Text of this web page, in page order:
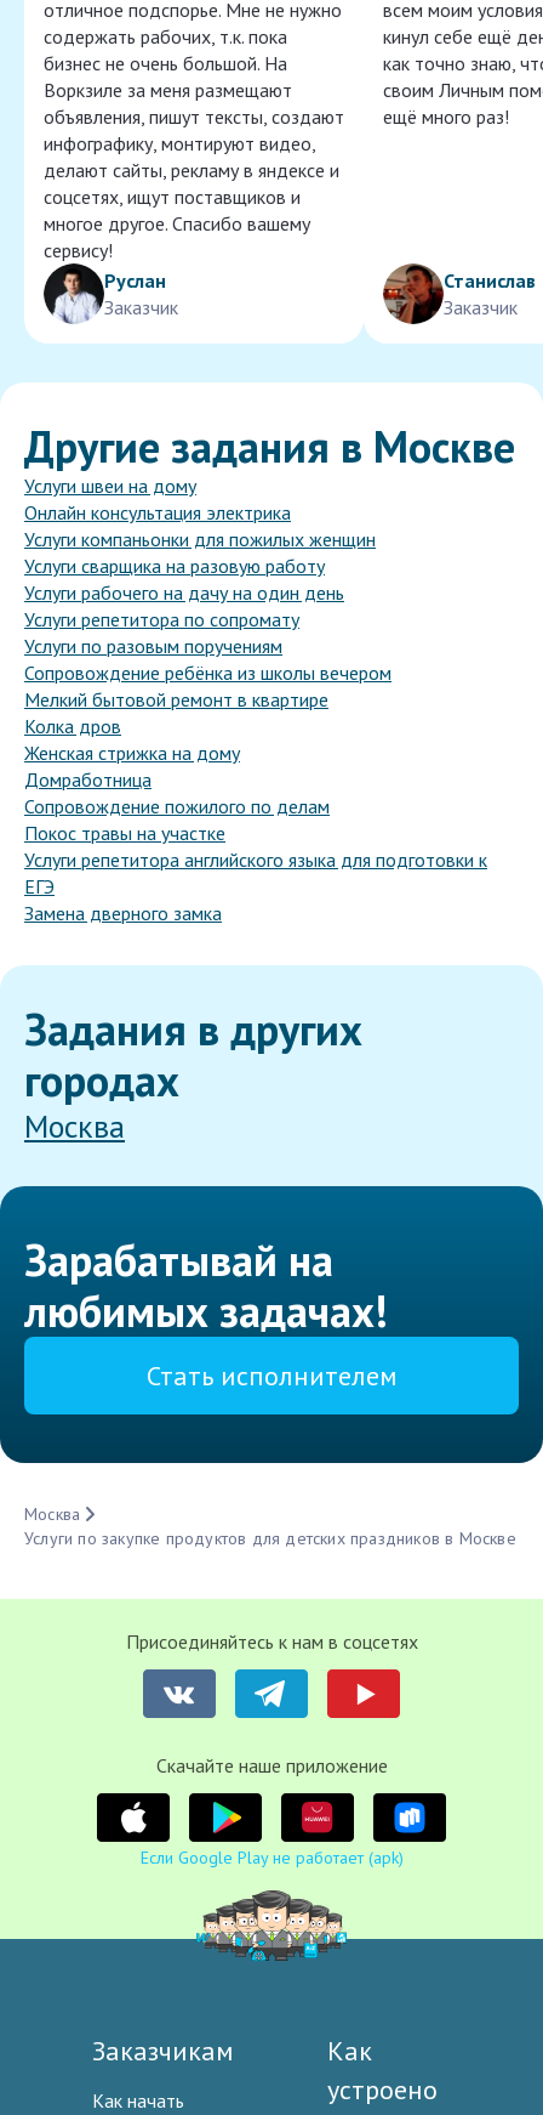
отличное подспорье. Мне не нужно
содержать рабочих, т.к. пока
бизнес не очень большой. На
Воркзиле за меня размещают
объявления, пишут тексты, создают
инфографику, монтируют видео,
делают сайты, рекламу в яндексе и
соцсетях, ищут поставщиков и
многое другое. Спасибо вашему
сервису!
Руслан
Заказчик
всем моим
кинул себе ещё
как точно знаю,
своим Личным
ещё много раз!
Станислав
Заказчик
Другие задания в Москве
Услуги швеи на дому
Онлайн консультация электрика
Услуги компаньонки для пожилых женщин
Услуги сварщика на разовую работу
Услуги рабочего на дачу на один день
Услуги репетитора по сопромату
Услуги по разовым поручениям
Сопровождение ребёнка из школы вечером
Мелкий бытовой ремонт в квартире
Колка дров
Женская стрижка на дому
Домработница
Сопровождение пожилого по делам
Покос травы на участке
Услуги репетитора английского языка для подготовки к
ЕГЭ
Замена дверного замка
Задания в других
городах
Москва
Зарабатывай на
любимых задачах!
Стать исполнителем
Москва
Услуги по закупке продуктов для детских праздников в Москве
Присоединяйтесь к нам в соцсетях
Cкачайте наше приложение
Если Google Play не работает (apk)
Заказчикам
Как начать
Как
устроено